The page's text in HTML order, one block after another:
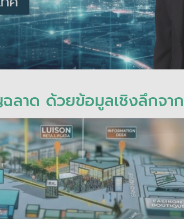
าด ด้วยข้อมูลเชิงลึกจา